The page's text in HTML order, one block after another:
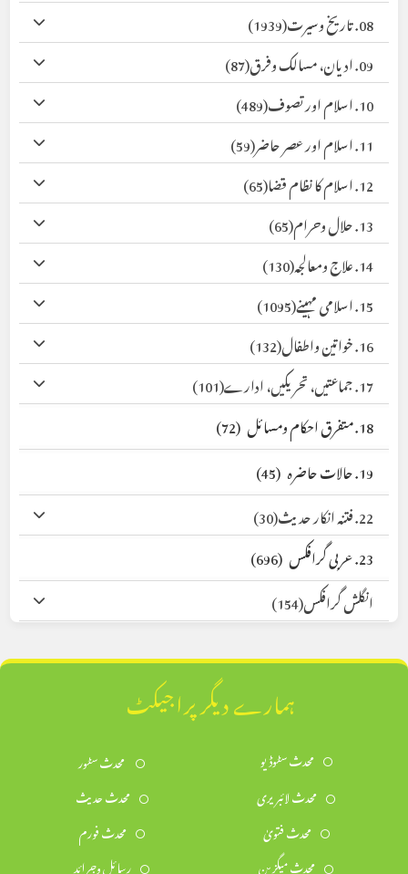
08. تاریخ وسیرت
(1939)
09. ادیان، مسالک وفرق
(87)
10. اسلام اور تصوف
(489)
11. اسلام اور عصر حاضر
(59)
12. اسلام کا نظام قضا
(65)
13. حلال وحرام
(65)
14. علاج ومعالجہ
(130)
15. اسلامی مہینے
(1095)
16. خواتین واطفال
(132)
17. جماعتیں، تحریکیں، ادارے
(101)
18. متفرق احکام ومسائل
(72)
19. حالات حاضرہ
(45)
22. فتنہ انکار حدیث
(30)
23. عربی گرافکس
(696)
انگلش گرافکس(154)
ہمارے دیگر پراجیکٹ
محدث سٹوڈیو
محدث سٹور
محدث لائبریری
محدث حدیث
محدث فتویٰ
محدث فورم
محدث میگزین
رسائل وجرائد